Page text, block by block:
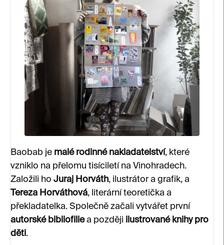
Baobab je malé rodinné nakladatelství, které
vzniklo na přelomu tisíciletí na Vinohradech.
Založili ho Juraj Horváth, ilustrátor a grafik, a
Tereza Horváthová, literární teoretička a
překladatelka. Společně začali vytvářet první
autorské bibliofiliea později ilustrované knihy pro
děti.